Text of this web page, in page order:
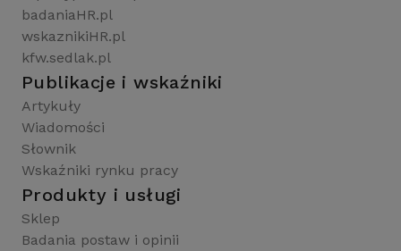
badaniaHR.pl
wskaznikiHR.pl
kfw.sedlak.pl
Publikacje i wskaźniki
Artykuły
Wiadomości
Słownik
Wskaźniki rynku pracy
Produkty i usługi
Sklep
Badania postaw i opinii